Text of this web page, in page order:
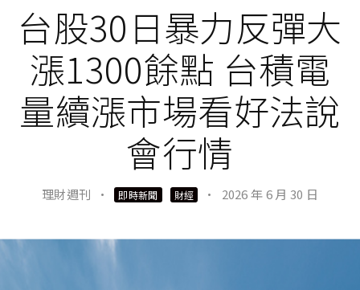
台股30日暴力反彈大
漲1300餘點 台積電
量續漲市場看好法說
會行情
理財週刊 · 即時新聞 財經 · 2026 年 6 月 30 日